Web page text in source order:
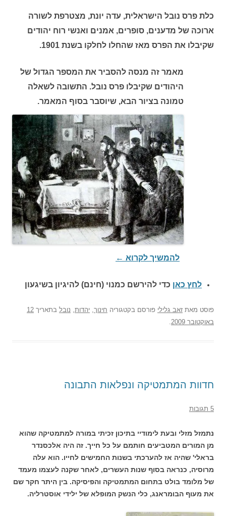
כלת פרס נובל הישראלית, עדה יונת, מצטרפת לשורה
ארוכה של מדענים, סופרים, אמנים ואנשי רוח יהודים
שקיבלו את הפרס מאז שהחלו לחלקו בשנת 1901
.
מאמר זה מנסה להסביר את המספר הגדול של
היהודים שקיבלו פרס נובל. התשובה לשאלה
טמונה בציור הבא, שיוסבר בסוף המאמר.
להמשיך לקרוא←
לחץ כאן כדי להירשם כ מנוי (חינם) להיגיון בשיגעון
פוסטמאתזאב גליליפורסם בקטגוריהחינוך, יהדות, נובלבתאריך12
באוקטובר 2009
.
חדוות המתמטיקה ונפלאות התבונה
נתמזל מזלי ובעת לימודיי בתיכון זכיתי במורה למתמטיקה שהוא
מן המורים המטביעים חותמם על כל חייך. זה היה אלכסנדר
בראלי' שהיה אז להערכתי בשנות החמישים לחייו. הוא עלה
מרוסיה, כנראה בסוף שנות העשרים, לאחר שקנה לעצמו מעמד
של מלומד בולט בתחום המתמטיקה והפיסיקה. בין היתר חקר שם
את מעוף הבומראנג, כלי הנשק המופלא של ילידי אוסטרליה.